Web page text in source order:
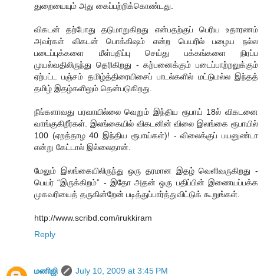
துறையையும் அது கைப்பற்றிக்கொண்டது.
விகடன் தற்போது தடுமாறுகிறது என்பதற்குப் பெரிய உதாரணம்
அவர்கள் விகடன் பொக்கிஷம் என்ற பெயரில் பழைய நல்ல
படைப்புக்களை மீள்பதிப்பு செய்து பக்கங்களை நிரப்ப
முயல்வதிலிருந்து தெரிகிறது - கற்பனைக்கும் படைப்பாற்றலுக்கும்
ஏற்பட்ட பஞ்சம் தமிழ்த்திரையிசைப் பாடல்களில் மட்டுமல்ல இந்தத்
தமிழ் இதழ்களிலும் தென்படுகிறது.
நீங்களாவது பரவாயில்லை வெறும் இந்திய ரூபாய் 18ல் விகடனை
வாங்குகிறீர்கள். இலங்கையில் விகடனின் விலை இலங்கை ரூபாயில்
100 (ஏறத்தாழ 40 இந்திய ரூபாய்கள்)! - விலைக்குப் பயனுண்டா
என்று கேட்டால் இல்லைதான்.
மேலும் இலங்கையிலிருந்து ஒரு தரமான இதழ் வெளிவருகிறது -
பெயர் “இருக்கிறம்” - இதோ அதன் ஒரு பதிப்பின் இணையப்பக்க
முகவரியைத் தருகின்றேன் படித்துப்பார்த்துவிட்டுக் கூறுங்கள்.
http://www.scribd.com/irukkiram
Reply
மணிஜி
July 10, 2009 at 3:45 PM